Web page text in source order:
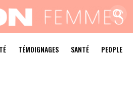
TÉMOIGNAGES SANTÉ PEOPLE